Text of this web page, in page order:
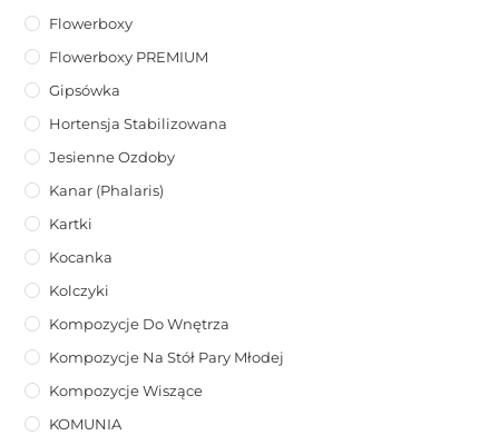
Flowerboxy
Flowerboxy PREMIUM
Gipsówka
Hortensja Stabilizowana
Jesienne Ozdoby
Kanar (phalaris)
Kartki
Kocanka
Kolczyki
Kompozycje Do Wnętrza
Kompozycje Na Stół Pary Młodej
Kompozycje Wiszące
KOMUNIA